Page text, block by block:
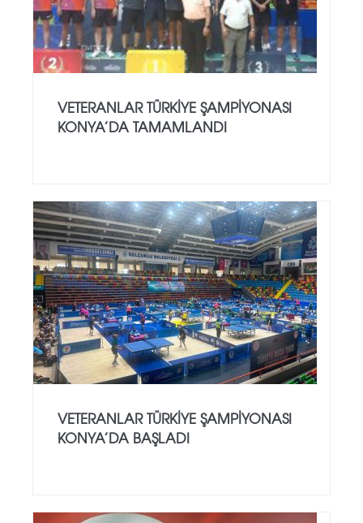
VETERANLAR TÜRKIYE ŞAMPIYONASI
KONYA’DA TAMAMLANDI
VETERANLAR TÜRKIYE ŞAMPIYONASI
KONYA’DA BAŞLADI